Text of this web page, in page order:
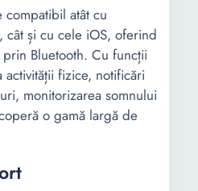
compatibil atât cu
și cu cele iOS, oferind
Bluetooth. Cu funcții
fizice, notificări
monitorizarea somnului
o gamă largă de